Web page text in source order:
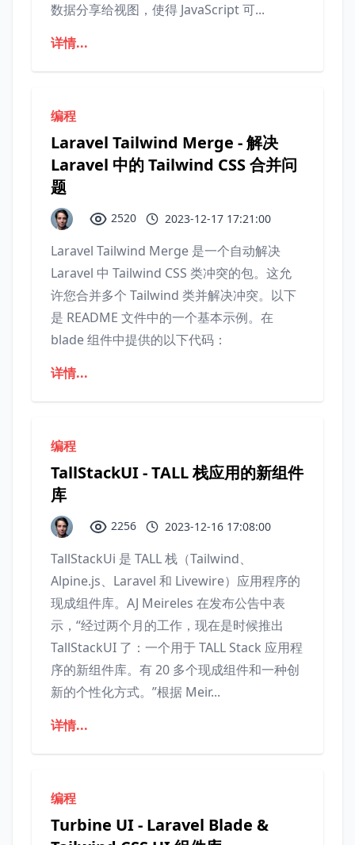
数据分享给视图，使得 JavaScript 可...
详情...
编程
Laravel Tailwind Merge - 解决
Laravel 中的 Tailwind CSS 合并问
题
2520 2023-12-17 17:21:00
Laravel Tailwind Merge 是一个自动解决
Laravel 中 Tailwind CSS 类冲突的包。这允
许您合并多个 Tailwind 类并解决冲突。以下
是 README 文件中的一个基本示例。在
blade 组件中提供的以下代码：
详情...
编程
TallStackUI - TALL 栈应用的新组件
库
2256 2023-12-16 17:08:00
TallStackUi 是 TALL 栈（Tailwind、
Alpine.js、Laravel 和 Livewire）应用程序的
现成组件库。AJ Meireles 在发布公告中表
示，“经过两个月的工作，现在是时候推出
TallStackUI 了：一个用于 TALL Stack 应用程
序的新组件库。有 20 多个现成组件和一种创
新的个性化方式。”根据 Meir...
详情...
编程
Turbine UI - Laravel Blade &